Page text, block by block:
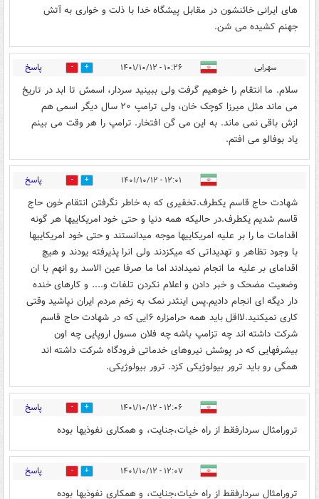
های ایرانی خائنشون در مقابل پیشگاه خدا با ذلت و خواری به آتش
جهنم کشیده می شن.
سهرابی ۱۰:۲۶ - ۱۴۰۱/۱۰/۱۲ 4 پاسخ
سلام. ما انتقام را خوهیم گرفت ولی ببینید سردار، اسمش تا ابد در تاریخ
می ماند مثل میرزا کوچک خان، ولی ترامپ ۲۰ سال دیگر اسمی هم
ازش باقی نمی ماند. به این می گن افتخار. ترامپ را هر وقت می بینم
یاد بوفالو می افتم.
۱۲:۰۱ - ۱۴۰۱/۱۰/۱۲ 6 پاسخ
شهادت حاج قاسم یکطرف.تخقیری که به خاطر نگرفتن انتقام خون حاج
قاسم شدیم یکطرف.در حالیکه همه دنیا و حتی خود امریکاییها هر گونه
اقدامات ما را بر علیه امریکاییها موجه میدانستند و حتی خود امریکاییها
با وجود تظاهر و تهدیداتی که میکزدند ولی انرا پذیرفته یودند و هیچ
اقدامای بر علیه ما انجام نمیدادند اما ما صرفا عین الاسد رو انهم با ان
وضعیت مضحک و خبر دادن و اعلام نکردن تلفات و.... و کارهای خنده
دار دیگه ای انجام دادیم.پس اینثدر نمک به زخم مردم ایران نپاشید وقتی
کاری نمیکنید.لااقل باید همه حرامزاره ۶ایی که در شهادت حاج قاسم
شرکت داشته اند چه تزامپ باشه چه فلان مسول اروپایی چه اون
بیشرفهایی که در پوشش نیروهای خدماتی فرودگاه شرکت داشته اند
همگی رو باید ترور بیولوژیکی کزد‌‌. ترور بیولوژیکی.
۱۲:۰۶ - ۱۴۰۱/۱۰/۱۲ 3 پاسخ
ترورامثال سردارفقط از راه خیات،جنایت، و همکاری نفوذیها بوده
۱۲:۰۷ - ۱۴۰۱/۱۰/۱۲ 2 پاسخ
ترورامثال سردارفقط از راه خیات،جنایت، و همکاری نفوذیها بوده